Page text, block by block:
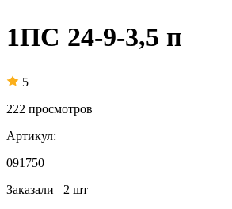
1ПС 24-9-3,5 п
5+
222 просмотров
Артикул:
091750
Заказали 2 шт